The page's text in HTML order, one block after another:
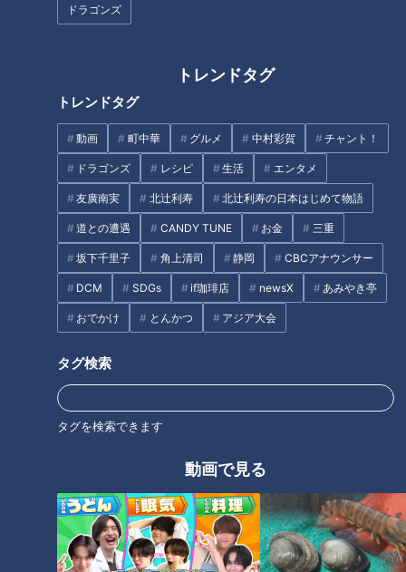
ドラゴンズ
トレンドタグ
トレンドタグ
動画 町中華 グルメ 中村彩賀 チャント！
ドラゴンズ レシピ 生活 エンタメ
友廣南実 北辻利寿 北辻利寿の日本はじめて物語
道との遭遇 CANDY TUNE お金 三重
坂下千里子 角上清司 静岡 CBCアナウンサー
DCM SDGs if珈琲店 newsX あみやき亭
おでかけ とんかつ アジア大会
タグ検索
タグを検索できます
動画で見る
ガンバレルーヤが堪能！岐阜・
揖斐川町の薬草カフェのせいろ
蒸し！絶景カフェ＆温泉付きヴ
ィラも満喫！
バイス！“言葉を選ばず、言いた
7年連続Bクラスから優勝を狙う
ドラゴンズへ 井端弘和が打順
の秘策を提言！
「鮭ときのこのチャウダー」の
作り方【キユーピー３分クッキ
ング】
北辻利寿 コラム
東西南北論説風